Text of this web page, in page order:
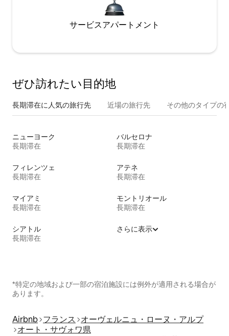
サービスアパートメント
ぜひ訪⁠れ⁠た⁠い目⁠的⁠地
長期滞在に人気の旅行先 近場の旅行先 その他のタ⁠イ⁠プ⁠の
ニューヨーク
長期滞在
バルセロナ
長期滞在
フィレンツェ
長期滞在
アテネ
長期滞在
マイアミ
長期滞在
モントリオール
長期滞在
シアトル
長期滞在
さらに表示
*特定の地域および一部の宿泊施設には例外が適用される場合が
あります。
Airbnb フランス
オーヴェルニュ・ローヌ・アルプ
オート・サヴォワ県